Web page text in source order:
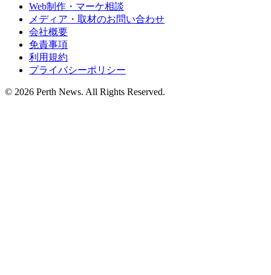
Web制作・マーケ相談
メディア・取材のお問い合わせ
会社概要
免責事項
利用規約
プライバシーポリシー
© 2026 Perth News. All Rights Reserved.